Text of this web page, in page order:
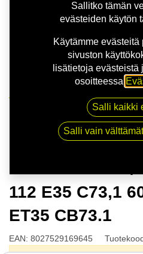
MSW 74 G.BLK/POL |
8.5x20 5/112 ET35 CB73.1
112 E35 C73,1
ET35 CB73.1
EAN: 8027529169645
Sallitko tämän
evästeiden käytön
Käytämme
sivuston
lisätietoja evästeistä
osoitteessa
Salli kaikki
Salli vain